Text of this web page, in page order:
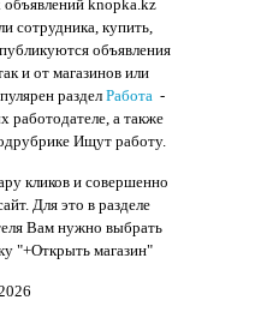
knopka.kz
сотрудника, купить,
объявления
и от магазинов или
раздел Работа-
работодателе, а также
Ищут работу.
кликов и совершенно
Для это в разделе
Вам нужно выбрать
"+Открыть магазин"